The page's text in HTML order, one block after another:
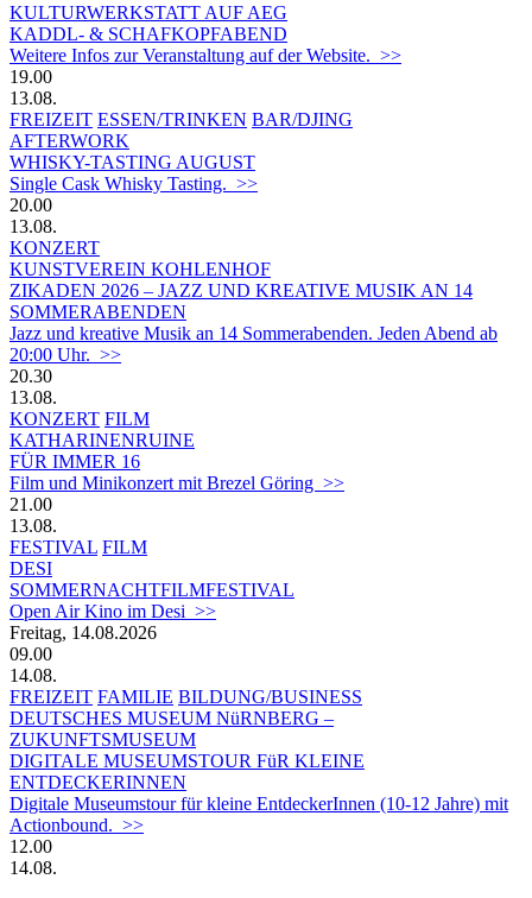
KULTURWERKSTATT AUF AEG
KADDL- & SCHAFKOPFABEND
Weitere Infos zur Veranstaltung auf der Website. >>
19.00
13.08.
FREIZEIT ESSEN/TRINKEN BAR/DJING
AFTERWORK
WHISKY-TASTING AUGUST
Single Cask Whisky Tasting. >>
20.00
13.08.
KONZERT
KUNSTVEREIN KOHLENHOF
ZIKADEN 2026 – JAZZ UND KREATIVE MUSIK AN 14
SOMMERABENDEN
Jazz und kreative Musik an 14 Sommerabenden. Jeden Abend ab
20:00 Uhr. >>
20.30
13.08.
KONZERT FILM
KATHARINENRUINE
FÜR IMMER 16
Film und Minikonzert mit Brezel Göring >>
21.00
13.08.
FESTIVAL FILM
DESI
SOMMERNACHTFILMFESTIVAL
Open Air Kino im Desi >>
Freitag, 14.08.2026
09.00
14.08.
FREIZEIT FAMILIE BILDUNG/BUSINESS
DEUTSCHES MUSEUM NüRNBERG –
ZUKUNFTSMUSEUM
DIGITALE MUSEUMSTOUR FüR KLEINE
ENTDECKERINNEN
Digitale Museumstour für kleine EntdeckerInnen (10-12 Jahre) mit
Actionbound. >>
12.00
14.08.